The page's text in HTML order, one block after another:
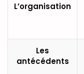
L’organisation
Les
antécédents